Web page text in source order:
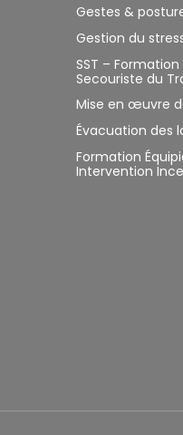
Gestes &
Gestion du
SST –
Secouriste du
Mise en œuvre
Évacuation des
Formation
Intervention